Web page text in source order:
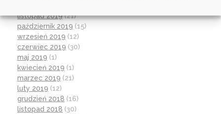
listopad 2019(21)
październik 2019 (15)
wrzesień 2019 (12)
czerwiec 2019 (30)
maj 2019 (1)
kwiecień 2019 (1)
marzec 2019 (21)
luty 2019 (12)
grudzień 2018 (16)
listopad 2018 (30)